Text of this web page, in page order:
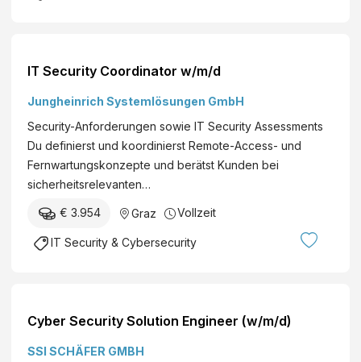
IT Security Coordinator w/m/d
Jungheinrich Systemlösungen GmbH
Security-Anforderungen sowie IT Security Assessments
Du definierst und koordinierst Remote-Access- und
Fernwartungskonzepte und berätst Kunden bei
sicherheitsrelevanten…
€ 3.954 Graz Vollzeit
IT Security & Cybersecurity
Cyber Security Solution Engineer (w/m/d)
SSI SCHÄFER GMBH